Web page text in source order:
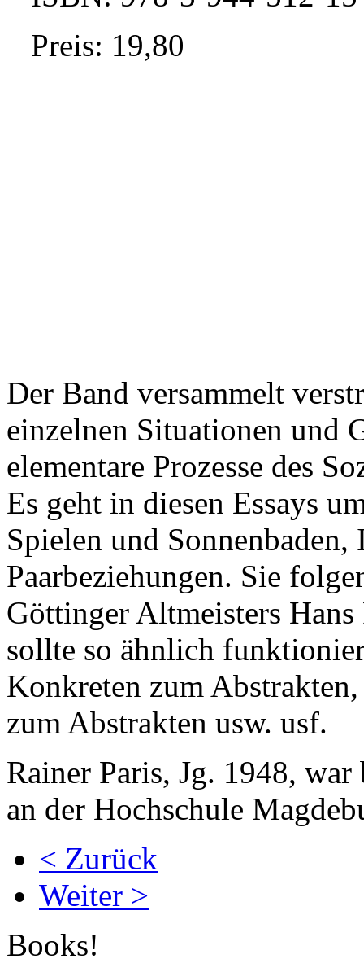
Preis: 19,80
Der Band versammelt
einzelnen Situationen und
elementare Prozesse des
Es geht in diesen Essays
Spielen und
Paarbeziehungen. Sie
Göttinger Altmeisters
sollte so ähnlich
Konkreten zum
zum Abstrakten usw. usf.
Rainer Paris, Jg. 1948,
an der Hochschule
< Zurück
Weiter >
Books!